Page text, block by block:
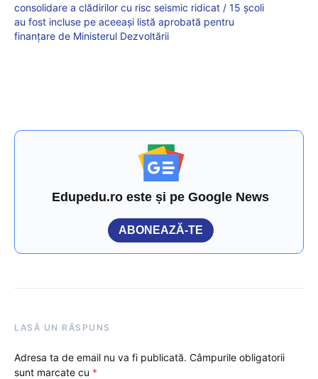
consolidare a clădirilor cu risc seismic ridicat / 15 școli
au fost incluse pe aceeași listă aprobată pentru
finanțare de Ministerul Dezvoltării
Edupedu.ro este și pe Google News
ABONEAZĂ-TE
LASĂ UN RĂSPUNS
Adresa ta de email nu va fi publicată. Câmpurile obligatorii
sunt marcate cu *